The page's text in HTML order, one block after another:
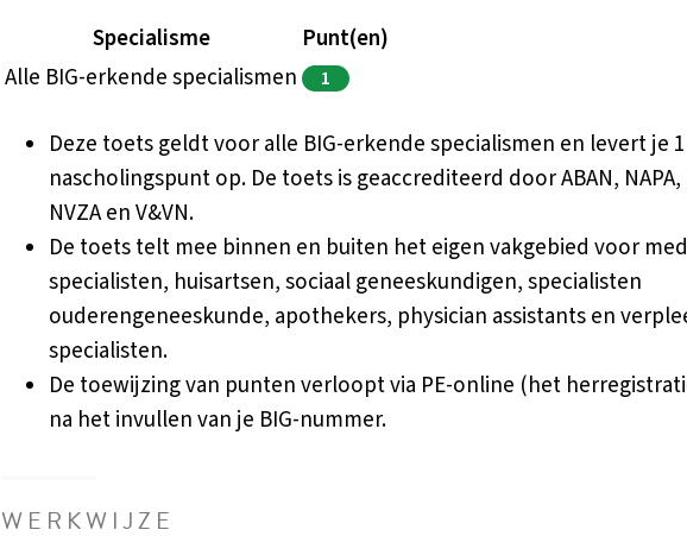
Specialisme
Punt(en)
Alle BIG-erkende specialismen
1
Deze toets geldt voor alle BIG-erkende specialismen en levert je 1
nascholingspunt op. De toets is geaccrediteerd door ABAN, NAPA,
NVZA en V&VN.
De toets telt mee binnen en buiten het eigen vakgebied voor
specialisten, huisartsen, sociaal geneeskundigen, specialisten
ouderengeneeskunde, apothekers, physician assistants en
specialisten.
De toewijzing van punten verloopt via PE-online (het
na het invullen van je BIG-nummer.
WERKWIJZE